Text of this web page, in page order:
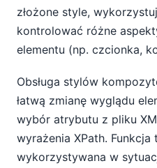
złożone style,
kontrolować różne
elementu (np. czcionka,
Obsługa stylów
łatwą zmianę wyglądu
wybór atrybutu z pliku
wyrażenia XPath. Funkcja
wykorzystywana w